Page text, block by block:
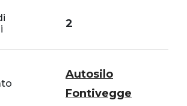
2
Autosilo
Fontivegge